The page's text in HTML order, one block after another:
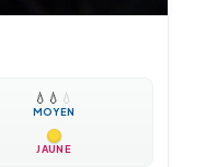
💧 💧 💧
MOYEN
JAUNE